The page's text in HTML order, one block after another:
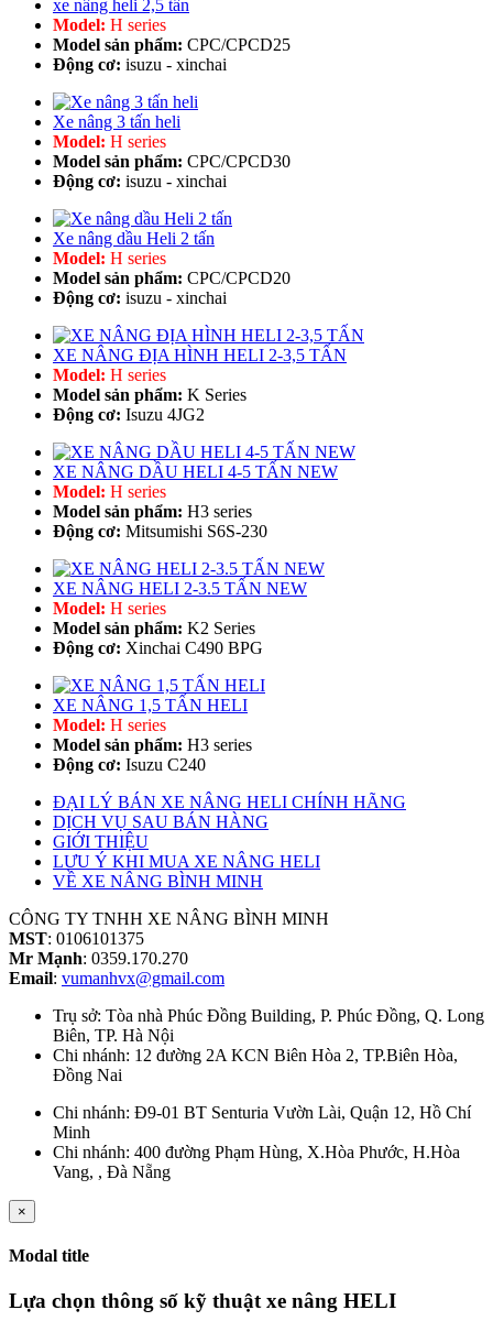
xe nâng heli 2,5 tấn
Model: H series
Model sản phẩm: CPC/CPCD25
Động cơ: isuzu - xinchai
Xe nâng 3 tấn heli
Model: H series
Model sản phẩm: CPC/CPCD30
Động cơ: isuzu - xinchai
Xe nâng dầu Heli 2 tấn
Model: H series
Model sản phẩm: CPC/CPCD20
Động cơ: isuzu - xinchai
XE NÂNG ĐỊA HÌNH HELI 2-3,5 TẤN
Model: H series
Model sản phẩm: K Series
Động cơ: Isuzu 4JG2
XE NÂNG DẦU HELI 4-5 TẤN NEW
Model: H series
Model sản phẩm: H3 series
Động cơ: Mitsumishi S6S-230
XE NÂNG HELI 2-3.5 TẤN NEW
Model: H series
Model sản phẩm: K2 Series
Động cơ: Xinchai C490 BPG
XE NÂNG 1,5 TẤN HELI
Model: H series
Model sản phẩm: H3 series
Động cơ: Isuzu C240
ĐẠI LÝ BÁN XE NÂNG HELI CHÍNH HÃNG
DỊCH VỤ SAU BÁN HÀNG
GIỚI THIỆU
LƯU Ý KHI MUA XE NÂNG HELI
VỀ XE NÂNG BÌNH MINH
CÔNG TY TNHH XE NÂNG BÌNH MINH
MST: 0106101375
Mr Mạnh: 0359.170.270
Email: vumanhvx@gmail.com
Trụ sở: Tòa nhà Phúc Đồng Building, P. Phúc Đồng, Q. Long
Biên, TP. Hà Nội
Chi nhánh: 12 đường 2A KCN Biên Hòa 2, TP.Biên Hòa,
Đồng Nai
Chi nhánh: Đ9-01 BT Senturia Vườn Lài, Quận 12, Hồ Chí
Minh
Chi nhánh: 400 đường Phạm Hùng, X.Hòa Phước, H.Hòa
Vang, , Đà Nẵng
×
Modal title
Lựa chọn thông số kỹ thuật xe nâng HELI